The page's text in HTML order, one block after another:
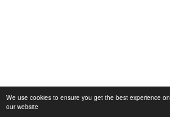
We use cookies to ensure you get the best experience on
our website